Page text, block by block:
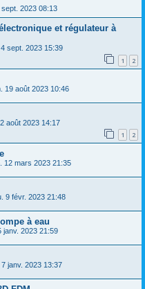
sept. 2023 08:13
et régulateur à
sept. 2023 15:39
1 2
19 août 2023 10:46
août 2023 14:17
1 2
12 mars 2023 21:35
9 févr. 2023 21:48
à eau
janv. 2023 21:59
janv. 2023 13:37